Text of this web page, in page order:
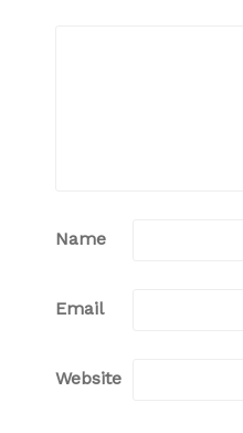
Name
Email
Website